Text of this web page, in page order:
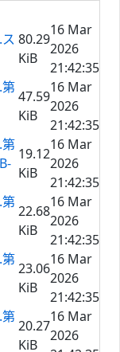
80.29
KiB
16 Mar
2026
21:42:35
47.59
KiB
16 Mar
2026
21:42:35
19.12
KiB
16 Mar
2026
21:42:35
22.68
KiB
16 Mar
2026
21:42:35
23.06
KiB
16 Mar
2026
21:42:35
20.27
KiB
16 Mar
2026